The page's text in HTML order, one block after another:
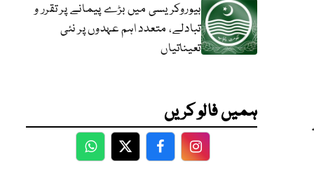
بیوروکریسی میں بڑے پیمانے پر تقرر و
تبادلے، متعدد اہم عہدوں پر نئی
تعیناتیاں
ہمیں فالو کریں
WhatsApp
TwitterFacebookFacebook